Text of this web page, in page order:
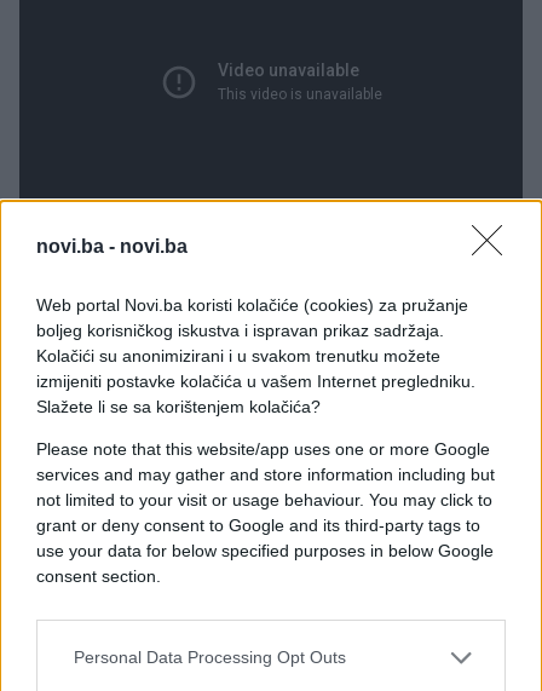
novi.ba - novi.ba
Web portal Novi.ba koristi kolačiće (cookies) za pružanje
boljeg korisničkog iskustva i ispravan prikaz sadržaja.
Kolačići su anonimizirani i u svakom trenutku možete
izmijeniti postavke kolačića u vašem Internet pregledniku.
Slažete li se sa korištenjem kolačića?
Please note that this website/app uses one or more Google
services and may gather and store information including but
not limited to your visit or usage behaviour. You may click to
grant or deny consent to Google and its third-party tags to
use your data for below specified purposes in below Google
consent section.
Personal Data Processing Opt Outs
„Bilo je šokantno. Jasno se vidi da pokušava
oponašati što joj je Kler rekla i to se jasno čuje.
Poslali smo video prijateljima i oni su ostali
"Ellie stalno ispušta slatke glasove i mislim da to
pokušava mene oponašati, a ovaj video ćemo joj
pokazati kad bude odrasla" dodala je na kraju
intervjua ponosna mama Claire.